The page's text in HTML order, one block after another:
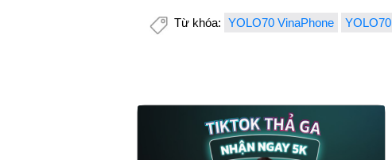
Từ khóa: YOLO70 VinaPhone YOLO70